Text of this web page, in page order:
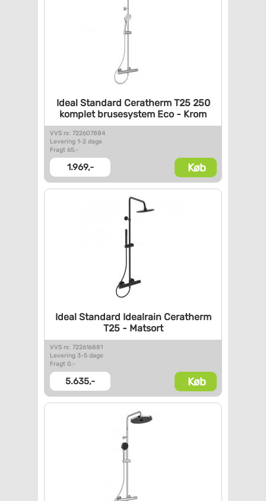
Ideal Standard Ceratherm T25250
komplet brusesystem Eco - Krom
VVS nr. 722607884
Levering 1-2 dage
Fragt 65,-
1.969,- Køb
Ideal Standard IdealrainCeratherm
T25 - Matsort
VVS nr. 722616881
Levering 3-5 dage
Fragt 0,-
5.635,- Køb